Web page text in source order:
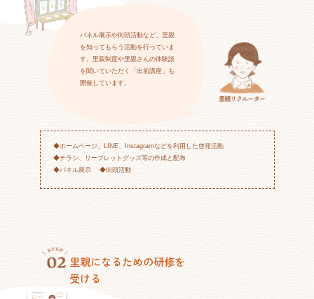
パネル展示や街頭活動など、里親
を知ってもらう活動を行っていま
す。里親制度や里親さんの体験談
を聞いていただく「出前講座」も
開催しています。
◆ホームページ、LINE、Instagramなどを利用した啓発活動
◆チラシ、リーフレットグッズ等の作成と配布
◆パネル展示 ◆街頭活動
里親になるための研修を
受ける